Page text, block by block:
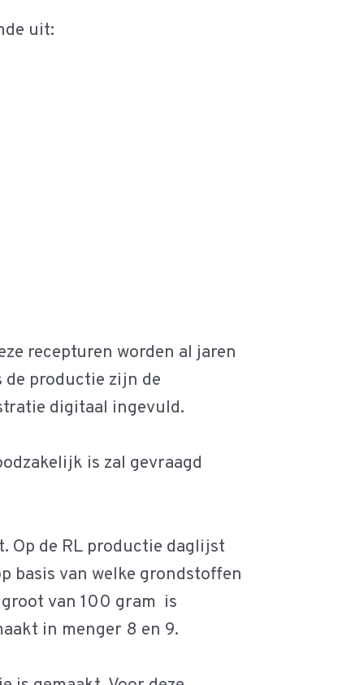
uit:
recepturen worden al jaren
de productie zijn de
digitaal ingevuld.
is zal gevraagd
Op de RL productie daglijst
basis van welke grondstoffen
van 100 gram is
in menger 8 en 9.